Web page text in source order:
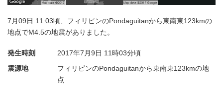
7月09日 11:03頃、フィリピンのPondaguitanから東南東123kmの
地点でM4.5の地震がありました。
発生時刻 2017年7月9日 11時03分頃
震源地
フィリピンのPondaguitanから東南東123kmの地
点